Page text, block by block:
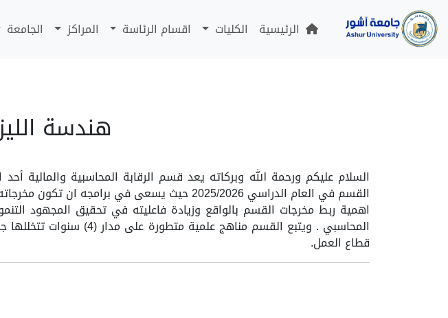
الرئيسية الكليات اقسام الرئاسة المراكز الجامعة
هندسة
السلام عليكم ورحمة الله وبركاته يعد قسم الرقابة المحاسبية والمالية
القسم في العام الدراسي 2025/2026 حيث يسعى في
اهمية ربط مخرجات القسم بالواقع وزيادة فاعليته في تحقيق المجهود
المحاسبي . ويتبع القسم
قطاع العمل.